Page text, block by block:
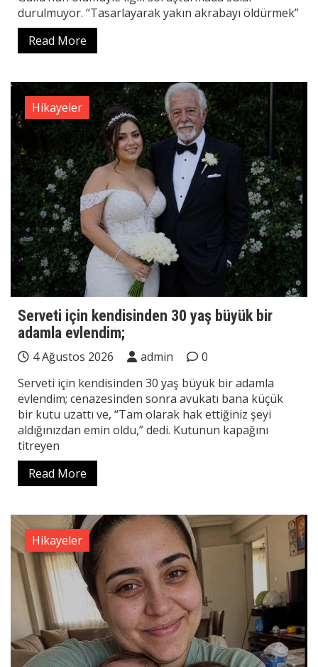
durulmuyor. “Tasarlayarak yakın akrabayı öldürmek”
Read More
Hikayeler
Serveti için kendisinden 30 yaş büyük bir
adamla evlendim;
4 Ağustos 2026 admin
0
Serveti için kendisinden 30 yaş büyük bir adamla
evlendim; cenazesinden sonra avukatı bana küçük
bir kutu uzattı ve, “Tam olarak hak ettiğiniz şeyi
aldığınızdan emin oldu,” dedi. Kutunun kapağını
titreyen
Read More
Hikayeler